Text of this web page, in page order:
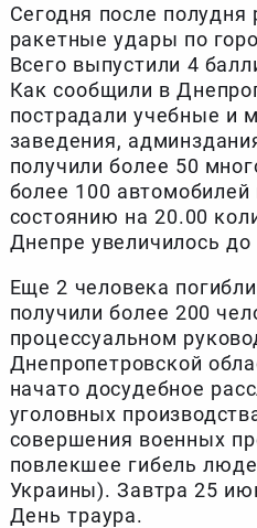
Сегодня после полудня
ракетные удары по
Всего выпустили 4
Как сообщили в
пострадали учебные и
заведения,
получили более 50
более 100
состоянию на 20.00
Днепре увеличилось до
Еще 2 человека
получили более 200
процессуальном
Днепропетровской
начато досудебное
уголовных
совершения военных
повлекшее гибель
Украины). Завтра 25
День траура.